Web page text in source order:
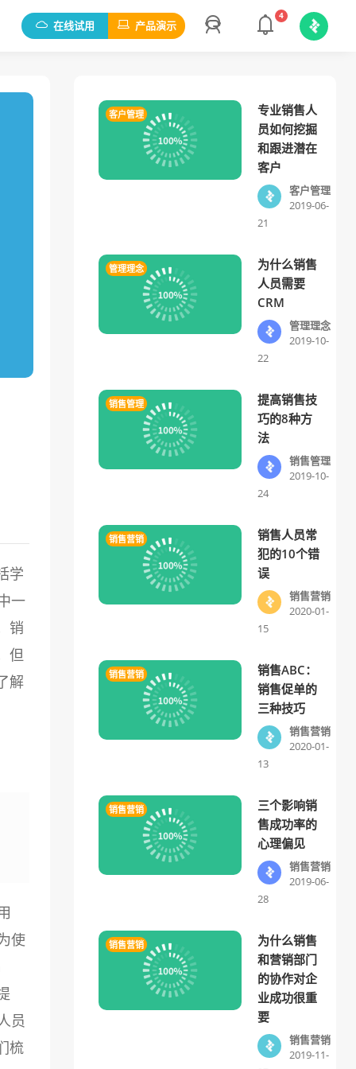
在线试用 产品演示
4
学
一
销
但
解
使
员
梳
客户管理
专业销售人
员如何挖掘
和跟进潜在
客户
客户管理
2019-06-
21
管理理念
为什么销售
人员需要
CRM
管理理念
2019-10-
22
销售管理
提高销售技
巧的8种方
法
销售管理
2019-10-
24
销售营销
销售人员常
犯的10个错
误
销售营销
2020-01-
15
销售营销
销售ABC：
销售促单的
三种技巧
销售营销
2020-01-
13
销售营销
三个影响销
售成功率的
心理偏见
销售营销
2019-06-
28
销售营销
为什么销售
和营销部门
的协作对企
业成功很重
要
销售营销
2019-11-